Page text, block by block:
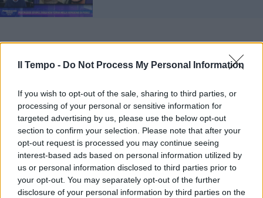
Il Tempo - Do Not Process My Personal Information
If you wish to opt-out of the sale, sharing to third parties, or
processing of your personal or sensitive information for
targeted advertising by us, please use the below opt-out
section to confirm your selection. Please note that after your
opt-out request is processed you may continue seeing
interest-based ads based on personal information utilized by
us or personal information disclosed to third parties prior to
your opt-out. You may separately opt-out of the further
disclosure of your personal information by third parties on the
Intanto la notizia dell'indagine a carico del
rapper fa saltare l'ospitata alla prima puntata
prevista per lunedì 20 maggio, "Da vicino
nessuno è normale". Lo scrive il giornalista
Davide Maggio. Al momento non sono
previste altre presenze su tv generalista del
rapper, né su Mediaset né a La7, né sul Nove
dopo quella a Belve di Francesca Fagnani.